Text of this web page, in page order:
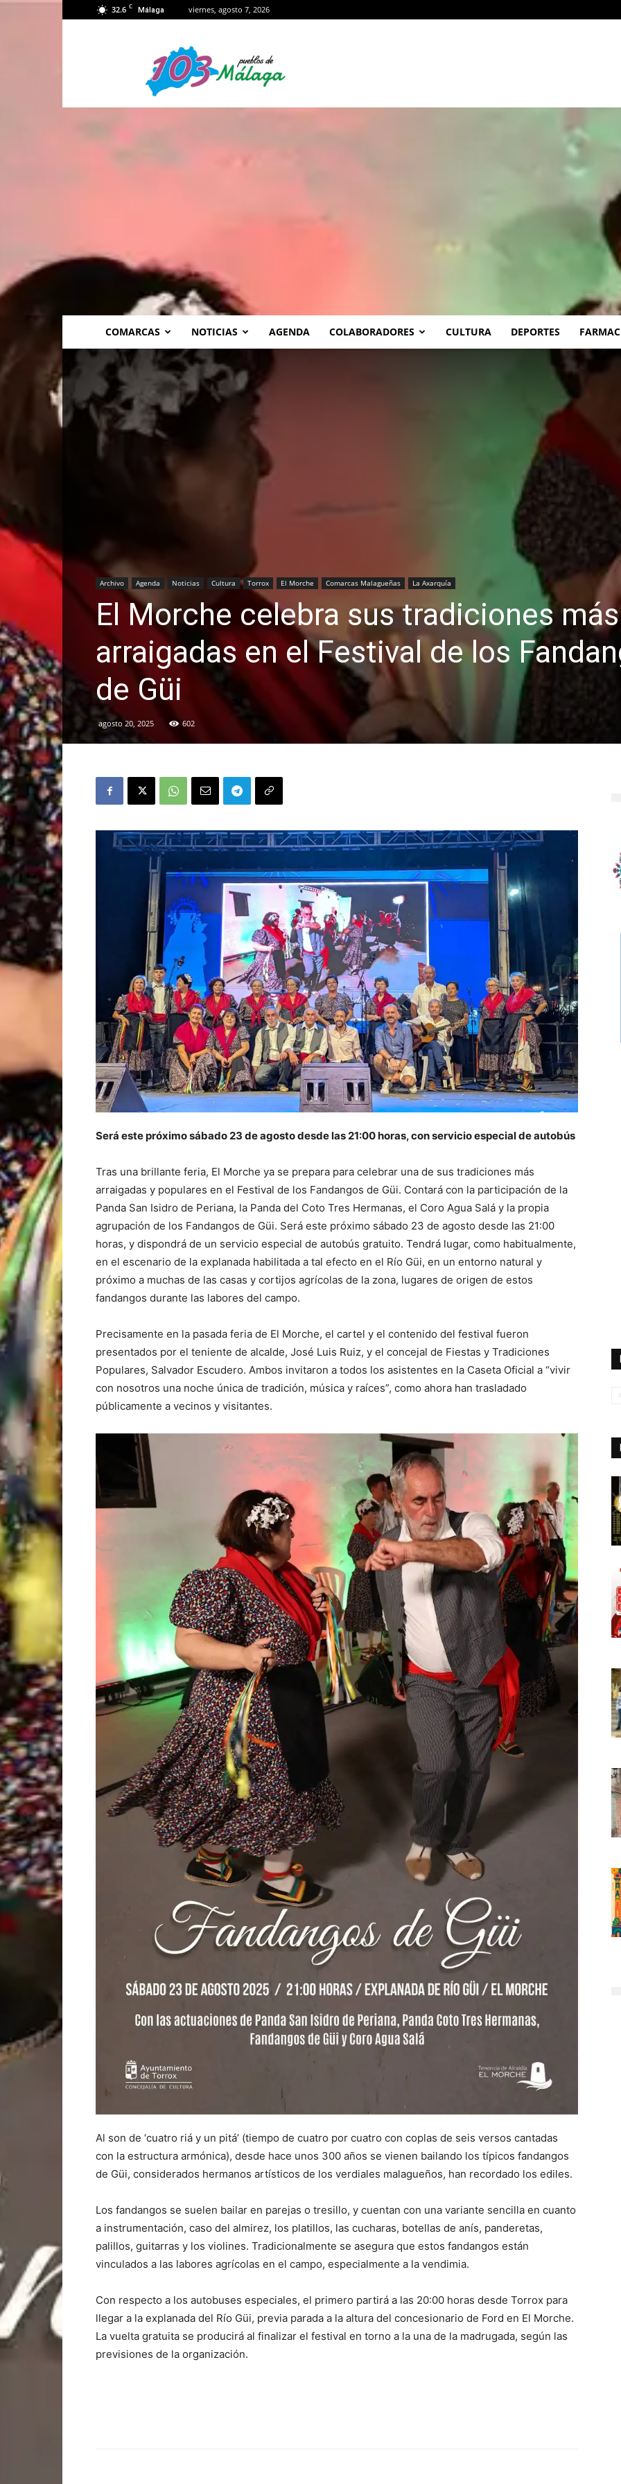
32.6 C Málaga viernes, agosto 7, 2026
Málaga
COMARCAS NOTICIAS AGENDA COLABORADORES CULTURA DEPORTES
Archivo Agenda Noticias Cultura Torrox El Morche Comarcas Malagueñas La Axarquía
El Morche celebra sus tradiciones más
arraigadas en el Festival de los
de Güi
agosto 20, 2025 602
Será este próximo sábado 23 de agosto desde las 21:00 horas, con servicio especial de autobús
Tras una brillante feria, El Morche ya se prepara para celebrar una de sus tradiciones más
arraigadas y populares en el Festival de los Fandangos de Güi. Contará con la participación de la
Panda San Isidro de Periana, la Panda del Coto Tres Hermanas, el Coro Agua Salá y la propia
agrupación de los Fandangos de Güi. Será este próximo sábado 23 de agosto desde las 21:00
horas, y dispondrá de un servicio especial de autobús gratuito. Tendrá lugar, como habitualmente,
en el escenario de la explanada habilitada a tal efecto en el Río Güi, en un entorno natural y
próximo a muchas de las casas y cortijos agrícolas de la zona, lugares de origen de estos
fandangos durante las labores del campo.
Precisamente en la pasada feria de El Morche, el cartel y el contenido del festival fueron
presentados por el teniente de alcalde, José Luis Ruiz, y el concejal de Fiestas y Tradiciones
Populares, Salvador Escudero. Ambos invitaron a todos los asistentes en la Caseta Oficial a “vivir
con nosotros una noche única de tradición, música y raíces”, como ahora han trasladado
públicamente a vecinos y visitantes.
Al son de ‘cuatro riá y un pitá’ (tiempo de cuatro por cuatro con coplas de seis versos cantadas
con la estructura armónica), desde hace unos 300 años se vienen bailando los típicos fandangos
de Güi, considerados hermanos artísticos de los verdiales malagueños, han recordado los ediles.
Los fandangos se suelen bailar en parejas o tresillo, y cuentan con una variante sencilla en cuanto
a instrumentación, caso del almirez, los platillos, las cucharas, botellas de anís, panderetas,
palillos, guitarras y los violines. Tradicionalmente se asegura que estos fandangos están
vinculados a las labores agrícolas en el campo, especialmente a la vendimia.
Con respecto a los autobuses especiales, el primero partirá a las 20:00 horas desde Torrox para
llegar a la explanada del Río Güi, previa parada a la altura del concesionario de Ford en El Morche.
La vuelta gratuita se producirá al finalizar el festival en torno a la una de la madrugada, según las
previsiones de la organización.